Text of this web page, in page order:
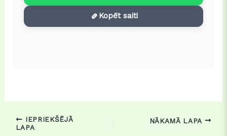
Kopēt saiti
IEPRIEKŠĒJĀ
LAPA
NĀKAMĀ LAPA